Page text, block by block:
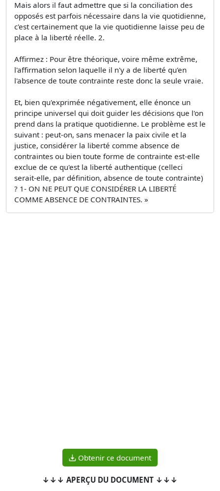
Mais alors il faut admettre que si la conciliation des
opposés est parfois nécessaire dans la vie quotidienne,
c'est certainement que la vie quotidienne laisse peu de
place à la liberté réelle. 2.
Affirmez : Pour être théorique, voire même extrême,
l'affirmation selon laquelle il n'y a de liberté qu'en
l'absence de toute contrainte reste donc la seule vraie.
Et, bien qu'exprimée négativement, elle énonce un
principe universel qui doit guider les décisions que l'on
prend dans la pratique quotidienne. Le problème est le
suivant : peut-on, sans menacer la paix civile et la
justice, considérer la liberté comme absence de
contraintes ou bien toute forme de contrainte est-elle
exclue de ce qu'est la liberté authentique (celleci
serait-elle, par définition, absence de toute contrainte)
? 1- ON NE PEUT QUE CONSIDÉRER LA LIBERTÉ
COMME ABSENCE DE CONTRAINTES. »
Obtenir ce document
↓↓↓ APERÇU DU DOCUMENT ↓↓↓